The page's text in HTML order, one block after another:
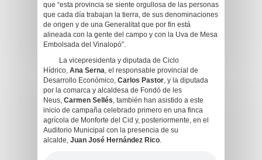
que “esta provincia se siente orgullosa de las personas
que cada día trabajan la tierra, de sus denominaciones
de origen y de una Generalitat que por fin está
alineada con la gente del campo y con la Uva de Mesa
Embolsada del Vinalopó”.
La vicepresidenta y diputada de Ciclo
Hídrico, Ana Serna, el responsable provincial de
Desarrollo Económico, Carlos Pastor, y la diputada
por la comarca y alcaldesa de Fondó de les
Neus, Carmen Sellés, también han asistido a este
inicio de campaña celebrado primero en una finca
agrícola de Monforte del Cid y, posteriormente, en el
Auditorio Municipal con la presencia de su
alcalde, Juan José Hernández Rico.